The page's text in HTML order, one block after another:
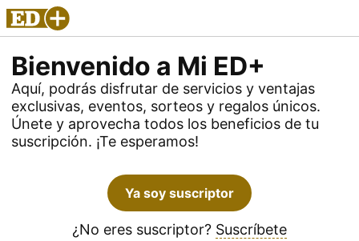
Bienvenido a Mi ED+
Aquí, podrás disfrutar de servicios y ventajas
exclusivas, eventos, sorteos y regalos únicos.
Únete y aprovecha todos los beneficios de tu
suscripción. ¡Te esperamos!
Ya soy suscriptor
¿No eres suscriptor? Suscríbete